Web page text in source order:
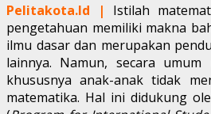
Pelitakota.Id | Istilah
pengetahuan memiliki makna
ilmu dasar dan merupakan
lainnya. Namun, secara umum
khususnya anak-anak tidak
matematika. Hal ini didukung